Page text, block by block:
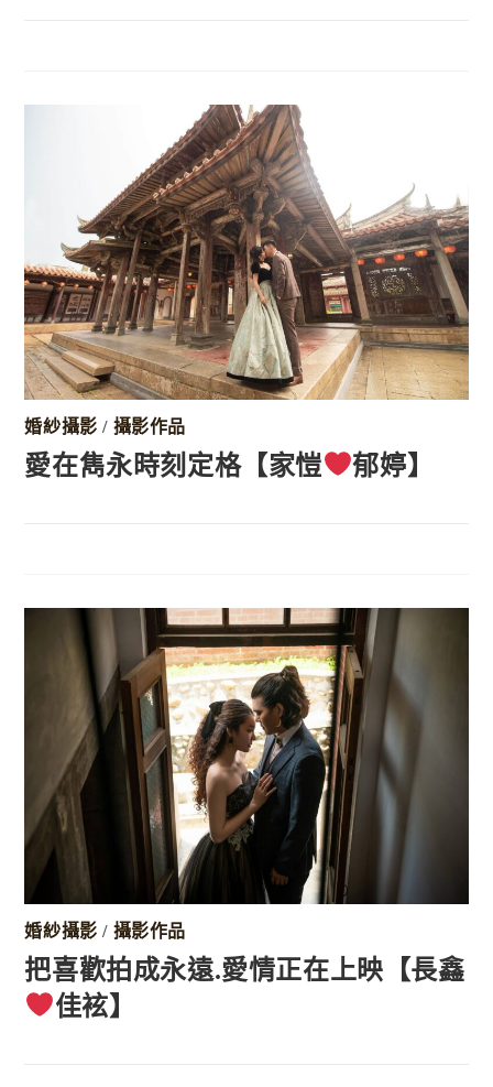
婚紗攝影 / 攝影作品
愛在雋永時刻定格【家愷 郁婷】
婚紗攝影 / 攝影作品
把喜歡拍成永遠.愛情正在上映【長鑫
佳袨】